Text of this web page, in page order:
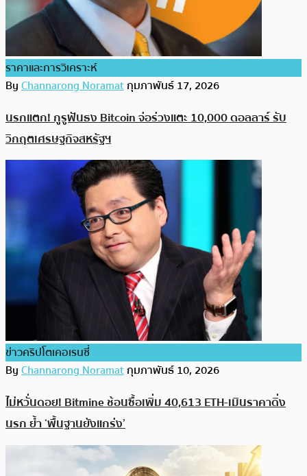
ราคาและการวิเคราะห์
ByChannarong Noramatกุมภาพันธ์ 17, 2026
นรกแตก! กูรูฟันธง Bitcoin จ่อร่วงแตะ 10,000 ดอลลาร์ รับ
วิกฤตเศรษฐกิจสหรัฐฯ
ข่าวคริปโตเคอเรนซี่
ByChannarong Noramatกุมภาพันธ์ 10, 2026
ไม่หวั่นดอย! Bitmine ช้อนซื้อเพิ่ม 40,613 ETH-เมินราคาดิ่ง
นรก ย้ำ ‘พื้นฐานยังแกร่ง’